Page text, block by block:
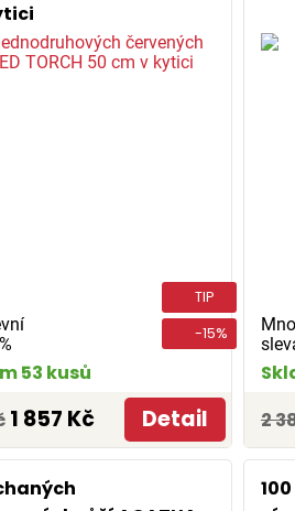
TIP
-15%
53 kusů
1 857 Kč Detail
2